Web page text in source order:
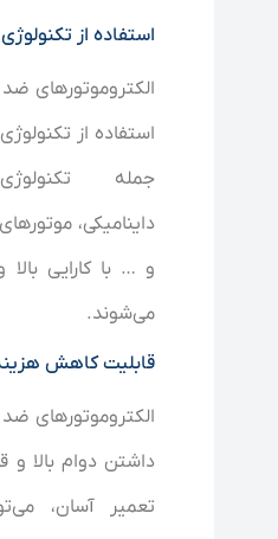
استفاده از
الکتروموتورهای
استفاده از
جمله
داینامیکی،
و … با کارایی بالا
می‌شوند.
قابلیت کاهش
الکتروموتورهای
داشتن دوام بالا و
تعمیر آسان،